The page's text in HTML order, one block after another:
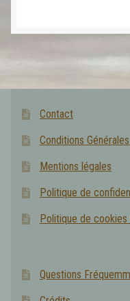
Contact
Conditions
Mentions légales
Politique de
Politique de cookies
Questions